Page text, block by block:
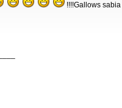
!!!!Gallows